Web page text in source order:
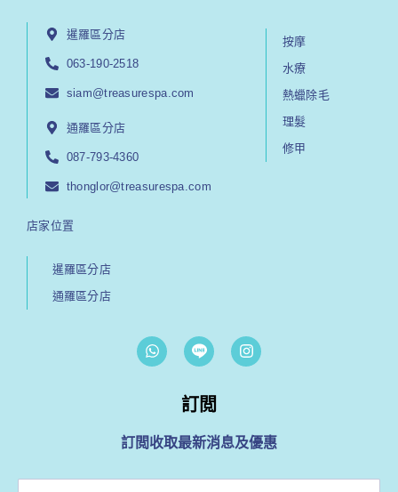
暹羅區分店
063-190-2518
siam@treasurespa.com
通羅區分店
087-793-4360
thonglor@treasurespa.com
按摩
水療
熱蠟除毛
理髮
修甲
店家位置
暹羅區分店
通羅區分店
W
h
a
p
p
I
n
s
r
a
訂閲
訂閲收取最新消息及優惠